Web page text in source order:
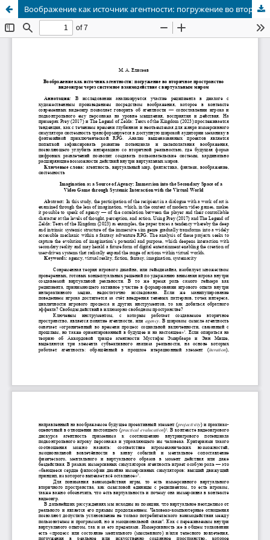
Воображение как источник агентности: погружение во вторичное пространство видеоигры через системное взаимодействие с виртуальным миром